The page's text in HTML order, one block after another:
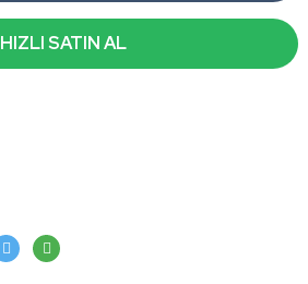
HIZLI SATIN AL